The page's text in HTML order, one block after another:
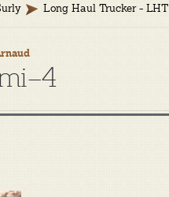
Long Haul Trucker - LHT